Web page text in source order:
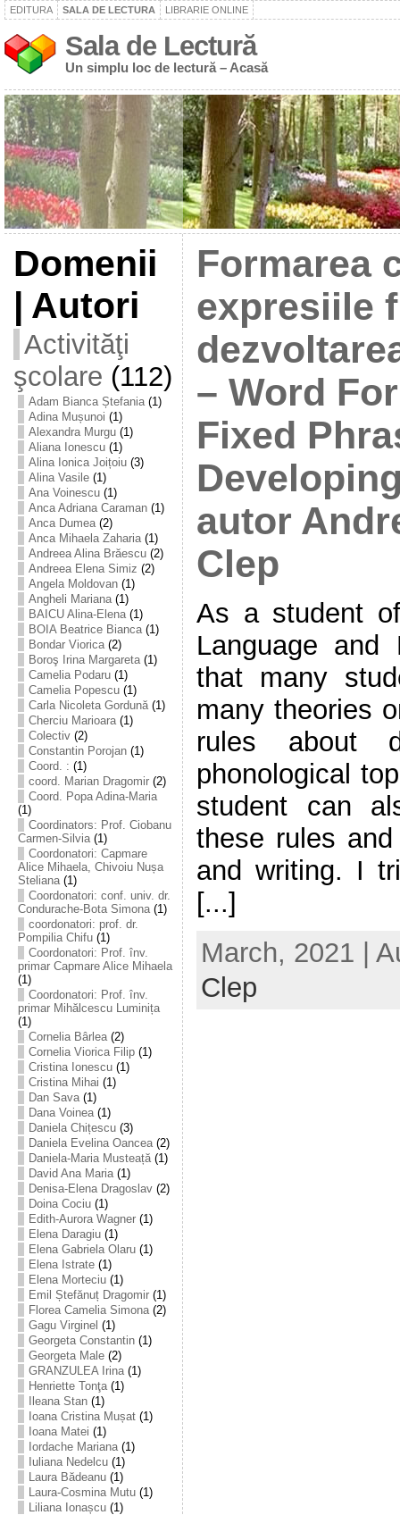
EDITURA SALA DE LECTURA LIBRARIE ONLINE
Sala de Lectură
Un simplu loc de lectură – Acasă
Domenii
| Autori
Activităţi
şcolare (112)
Adam Bianca Ștefania(1)
Adina Mușunoi (1)
Alexandra Murgu(1)
Aliana Ionescu(1)
Alina Ionica Joițoiu(3)
Alina Vasile(1)
Ana Voinescu(1)
Anca Adriana Caraman(1)
Anca Dumea(2)
Anca Mihaela Zaharia(1)
Andreea Alina Brăescu(2)
Andreea Elena Simiz (2)
Angela Moldovan(1)
Angheli Mariana(1)
BAICU Alina-Elena(1)
BOIA Beatrice Bianca(1)
Bondar Viorica(2)
Boroş Irina Margareta(1)
Camelia Podaru(1)
Camelia Popescu(1)
Carla Nicoleta Gordună(1)
Cherciu Marioara(1)
Colectiv(2)
Constantin Porojan(1)
Coord. : (1)
coord. Marian Dragomir(2)
Coord. Popa Adina-Maria
(1)
Coordinators: Prof. Ciobanu
Carmen-Silvia(1)
Coordonatori: Capmare
Alice Mihaela, Chivoiu Nușa
Steliana(1)
Coordonatori: conf. univ. dr.
Condurache-Bota Simona(1)
coordonatori: prof. dr.
Pompilia Chifu(1)
Coordonatori: Prof. înv.
primar Capmare Alice Mihaela
(1)
Coordonatori: Prof. înv.
primar Mihălcescu Luminița
(1)
Cornelia Bârlea(2)
Cornelia Viorica Filip(1)
Cristina Ionescu(1)
Cristina Mihai (1)
Dan Sava(1)
Dana Voinea(1)
Daniela Chițescu(3)
Daniela Evelina Oancea(2)
Daniela-Maria Musteață(1)
David Ana Maria(1)
Denisa-Elena Dragoslav(2)
Doina Cociu(1)
Edith-Aurora Wagner(1)
Elena Daragiu(1)
Elena Gabriela Olaru(1)
Elena Istrate(1)
Elena Morteciu(1)
Emil Ștefănuț Dragomir(1)
Florea Camelia Simona(2)
Gagu Virginel (1)
Georgeta Constantin(1)
Georgeta Male(2)
GRANZULEA Irina(1)
Henriette Tonţa(1)
Ileana Stan(1)
Ioana Cristina Mușat(1)
Ioana Matei (1)
Iordache Mariana(1)
Iuliana Nedelcu(1)
Laura Bădeanu(1)
Laura-Cosmina Mutu(1)
Liliana Ionașcu(1)
Formarea
expresiile
– Word
Fixed
autor
Clep
As a student
Language and
that many
many theories
rules about
phonological
student can
these rules
and writing. I
[...]
March, 2021 |
Clep